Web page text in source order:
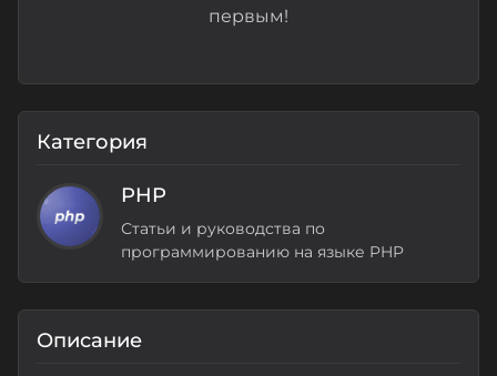
первым!
Категория
PHP
Статьи и руководства по
программированию на языке PHP
Описание